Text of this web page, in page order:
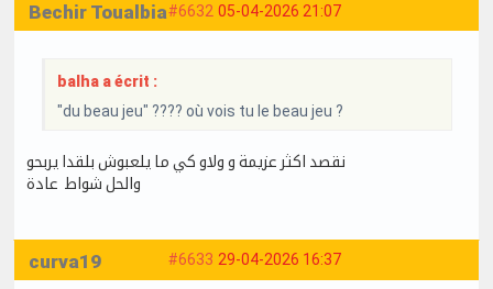
#6632 05-04-2026 21:07
Bechir Toualbia
balha a écrit :
"du beau jeu" ???? où vois tu le beau jeu ?
نقصد اكثر عزيمة و ولاو كي ما يلعبوش بلقدا يربحو
والحل شواط عادة
#6633 29-04-2026 16:37
curva19